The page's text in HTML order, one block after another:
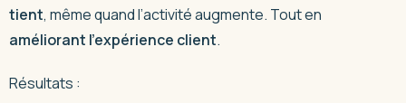
tient, même quand l’activité augmente. Tout en
améliorant l’expérience client.
Résultats :